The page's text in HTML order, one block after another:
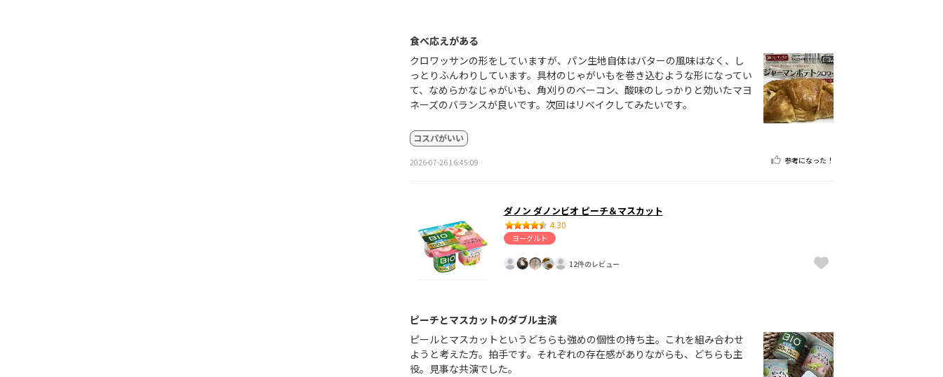
食べ応えがある
クロワッサンの形をしていますが、パン生地自体はバターの風味はなく、し
っとりふんわりしています。具材のじゃがいもを巻き込むような形になってい
て、なめらかなじゃがいも、角刈りのベーコン、酸味のしっかりと効いたマヨ
ネーズのバランスが良いです。次回はリベイクしてみたいです。
コスパがいい
2026-07-26 16:45:09 参考になった！
ダノン ダノンビオ ピーチ＆マスカット
4.30
ヨーグルト
12件のレビュー
ピーチとマスカットのダブル主演
ピールとマスカットというどちらも強めの個性の持ち主。これを組み合わせ
ようと考えた方。拍手です。それぞれの存在感がありながらも、どちらも主
役。見事な共演でした。